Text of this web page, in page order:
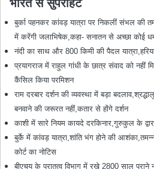
भारत से सुपरहिट
बुर्का पहनकर कांवड़ यात्रा पर निकलीं संभल की
में करेंगी जलाभिषेक,कहा- सनातन से अच्छा कोई
नंदी का साथ और 800 किमी की पैदल
प्रयागराज में राहुल गांधी के छात्र संवाद को नहीं
कैंसिल किया परमिशन
राम दरबार दर्शन की व्यवस्था में बड़ा
बनवाने की जरूरत नहीं,कतार से होंगे दर्शन
काशी में सारे नियम कायदे दरकिनार,गुरुकुल के
बुर्के में कांवड़ यात्रा,शांति भंग होने की
कोर्ट का नोटिस
बीएचयू के पुरातत्व विभाग में रखे 2800 साल